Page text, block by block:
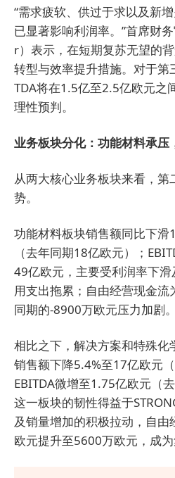
“需求疲软、供过于求以及新
已显著影响利润率。”首席财
r）表示，在短期复苏无望的
转型与效率提升措施。对于第
TDA将在1.5亿至2.5亿欧元之
理性预判。
业务板块分化：功能材料承压
从两大核心业务板块来看，
势。
功能材料板块销售额同比下滑
（去年同期18亿欧元）；
49亿欧元，主要受利润率下滑
用支出拖累；自由经营现金
同期的-8900万欧元压力加剧。
相比之下，解决方案和特殊化
销售额下降5.4%至17亿欧元
EBITDA微增至1.75亿欧元（
这一板块的韧性得益于
及销量增加的积极拉动，自
欧元提升至5600万欧元，成为